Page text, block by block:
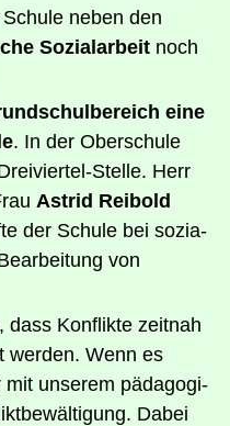
neben den
Sozi­al­ar­beit noch
eine
. In der Ober­schu­le
Stel­le. Herr
Astrid Rei­bold
der Schu­le bei sozia­
von
dass Kon­flik­te zeit­nah
wer­den. Wenn es
mit unse­rem päd­ago­gi­
Dabei